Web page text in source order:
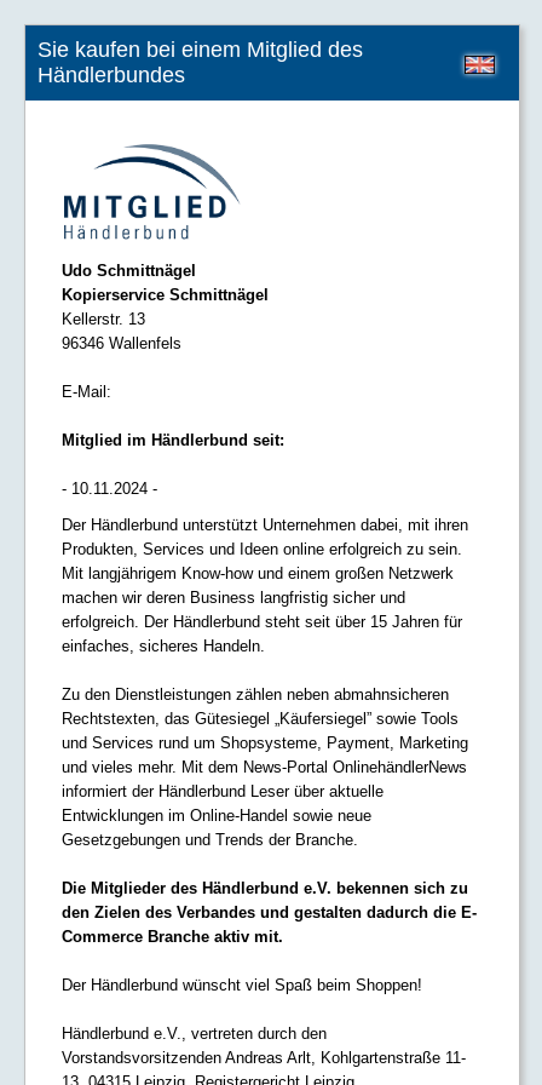
Sie kaufen bei einem Mitglied des
Händlerbundes
Udo Schmittnägel
Kopierservice Schmittnägel
Kellerstr. 13
96346 Wallenfels
E-Mail:
Mitglied im Händlerbund seit:
- 10.11.2024 -
Der Händlerbund unterstützt Unternehmen dabei, mit ihren
Produkten, Services und Ideen online erfolgreich zu sein.
Mit langjährigem Know-how und einem großen Netzwerk
machen wir deren Business langfristig sicher und
erfolgreich. Der Händlerbund steht seit über 15 Jahren für
einfaches, sicheres Handeln.
Zu den Dienstleistungen zählen neben abmahnsicheren
Rechtstexten, das Gütesiegel „Käufersiegel” sowie Tools
und Services rund um Shopsysteme, Payment, Marketing
und vieles mehr. Mit dem News-Portal OnlinehändlerNews
informiert der Händlerbund Leser über aktuelle
Entwicklungen im Online-Handel sowie neue
Gesetzgebungen und Trends der Branche.
Die Mitglieder des Händlerbund e.V. bekennen sich zu
den Zielen des Verbandes und gestalten dadurch die E-
Commerce Branche aktiv mit.
Der Händlerbund wünscht viel Spaß beim Shoppen!
Händlerbund e.V., vertreten durch den
Vorstandsvorsitzenden Andreas Arlt, Kohlgartenstraße 11-